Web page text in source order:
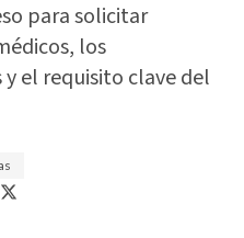
para solicitar
los
el requisito clave del